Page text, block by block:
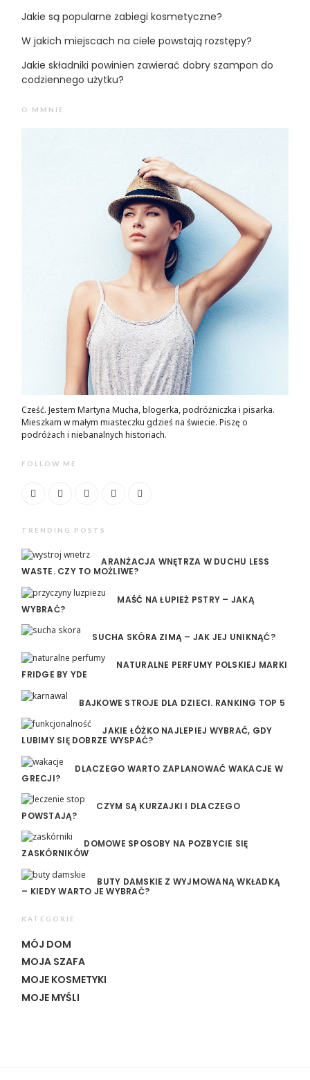
Jakie są popularne zabiegi kosmetyczne?
W jakich miejscach na ciele powstają rozstępy?
Jakie składniki powinien zawierać dobry szampon do
codziennego użytku?
O MMNIE
Cześć. Jestem Martyna Mucha, blogerka, podróżniczka i pisarka.
Mieszkam w małym miasteczku gdzieś na świecie. Piszę o
podróżach i niebanalnych historiach.
FOLLOW ME
TRENDING POSTS
ARANŻACJA WNĘTRZA W DUCHU LESS
WASTE. CZY TO MOŻLIWE?
MAŚĆ NA ŁUPIEŻ PSTRY – JAKĄ
WYBRAĆ?
SUCHA SKÓRA ZIMĄ – JAK JEJ UNIKNĄĆ?
NATURALNE PERFUMY POLSKIEJ MARKI
FRIDGE BY YDE
BAJKOWE STROJE DLA DZIECI. RANKING TOP 5
JAKIE ŁÓŻKO NAJLEPIEJ WYBRAĆ, GDY
LUBIMY SIĘ DOBRZE WYSPAĆ?
DLACZEGO WARTO ZAPLANOWAĆ WAKACJE W
GRECJI?
CZYM SĄ KURZAJKI I DLACZEGO
POWSTAJĄ?
DOMOWE SPOSOBY NA POZBYCIE SIĘ
ZASKÓRNIKÓW
BUTY DAMSKIE Z WYJMOWANĄ WKŁADKĄ
– KIEDY WARTO JE WYBRAĆ?
KATEGORIE
MÓJ DOM
MOJA SZAFA
MOJE KOSMETYKI
MOJE MYŚLI